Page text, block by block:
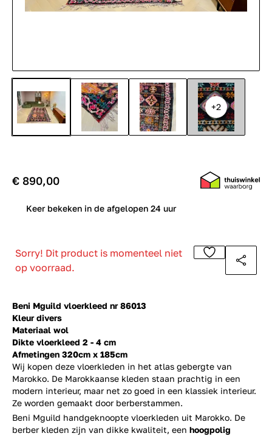
+2
Beni Mguild vloerkleed nr 86013
Kleur divers
Materiaal wol
Dikte vloerkleed 2 - 4 cm
Afmetingen 320cm x 185cm
Wij kopen deze vloerkleden in het atlas gebergte van
Marokko. De Marokkaanse kleden staan prachtig in een
modern interieur, maar net zo goed in een klassiek interieur.
Ze worden gemaakt door berberstammen.
€ 890,00
Keer bekeken in de afgelopen 24 uur
Sorry! Dit product is momenteel niet
op voorraad.
Beni Mguild handgeknoopte vloerkleden uit Marokko. De
berber kleden zijn van dikke kwaliteit, een hoogpolig